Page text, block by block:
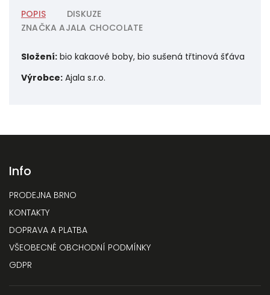
POPIS
DISKUZE
ZNAČKA AJALA CHOCOLATE
Složení: bio kakaové boby, bio sušená třtinová šťáva
Výrobce: Ajala s.r.o.
Info
PRODEJNA BRNO
KONTAKTY
DOPRAVA A PLATBA
VŠEOBECNÉ OBCHODNÍ PODMÍNKY
GDPR